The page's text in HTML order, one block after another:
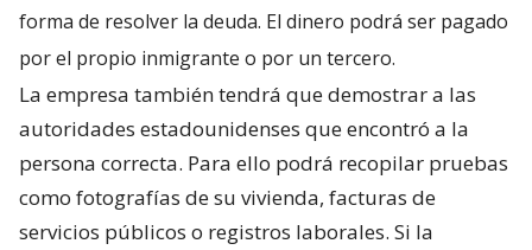
forma de resolver la deuda. El dinero podrá ser pagado
por el propio inmigrante o por un tercero.
La empresa también tendrá que demostrar a las
autoridades estadounidenses que encontró a la
persona correcta. Para ello podrá recopilar pruebas
como fotografías de su vivienda, facturas de
servicios públicos o registros laborales. Si la